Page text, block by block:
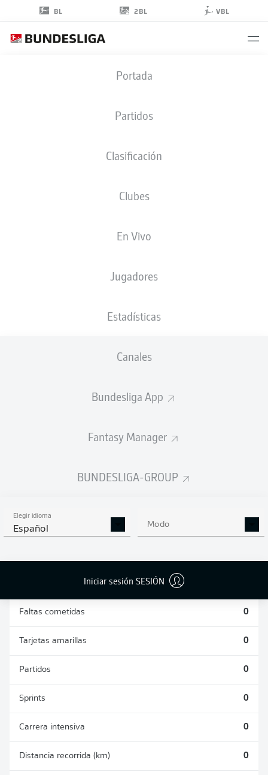
BL 2BL VBL
Portada
Partidos
Clasificación
Clubes
En Vivo
Jugadores
Estadísticas
Canales
Bundesliga App
Fantasy Manager
BUNDESLIGA-GROUP
Elegir idioma
Español Modo
Iniciar sesión SESIÓN
23.11.2001
TAMAÑO
ESTADÍSTICAS
Faltas cometidas 0
Tarjetas amarillas 0
Partidos 0
Sprints 0
Carrera intensiva 0
Distancia recorrida (km) 0